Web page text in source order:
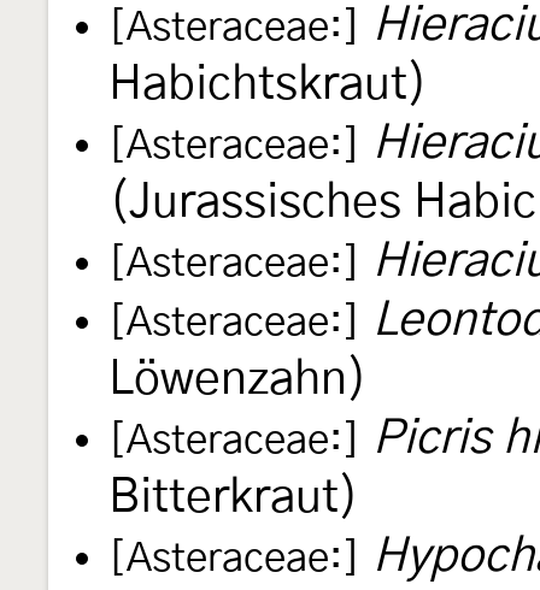
[Asteraceae:]
Habichtskraut)
[Asteraceae:]
(Jurassisches
[Asteraceae:]
[Asteraceae:]
Löwenzahn)
[Asteraceae:]
Picris
Bitterkraut)
[Asteraceae:]